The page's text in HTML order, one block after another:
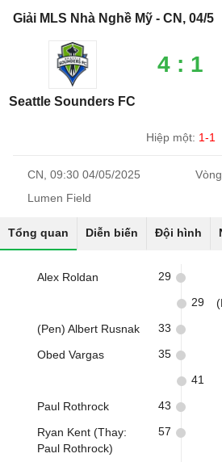
Giải MLS Nhà Nghề Mỹ - CN, 04/5
Seattle Sounders FC
4 : 1
Hiệp một: 1-1
CN, 09:30 04/05/2025
Lumen Field
Tổng quan Diễn biến Đội hình
Alex Roldan 29
29
(Pen) Albert Rusnak 33
Obed Vargas 35
41
Paul Rothrock 43
Ryan Kent (Thay:
Paul Rothrock)
57